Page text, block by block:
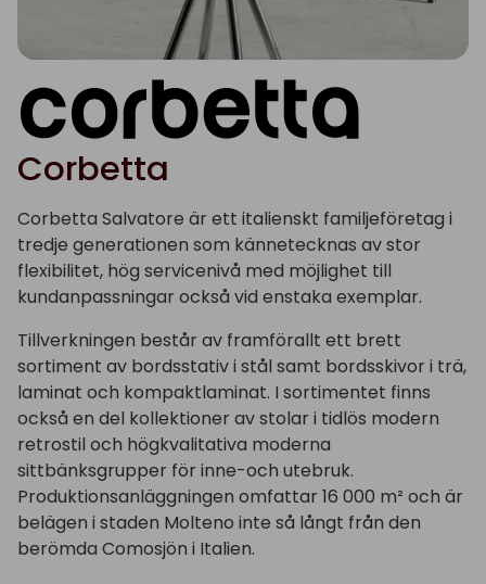
Corbetta
Corbetta Salvatore är ett italienskt familjeföretag i
tredje generationen som kännetecknas av stor
flexibilitet, hög servicenivå med möjlighet till
kundanpassningar också vid enstaka exemplar.
Tillverkningen består av framförallt ett brett
sortiment av bordsstativ i stål samt bordsskivor i trä,
laminat och kompaktlaminat. I sortimentet finns
också en del kollektioner av stolar i tidlös modern
retrostil och högkvalitativa moderna
sittbänksgrupper för inne-och utebruk.
Produktionsanläggningen omfattar 16 000 m² och är
belägen i staden Molteno inte så långt från den
berömda Comosjön i Italien.